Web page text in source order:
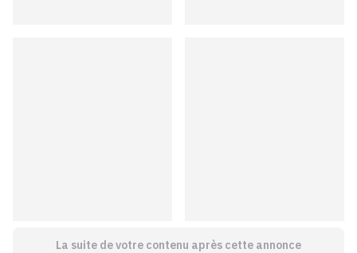
La suite de votre contenu après cette annonce